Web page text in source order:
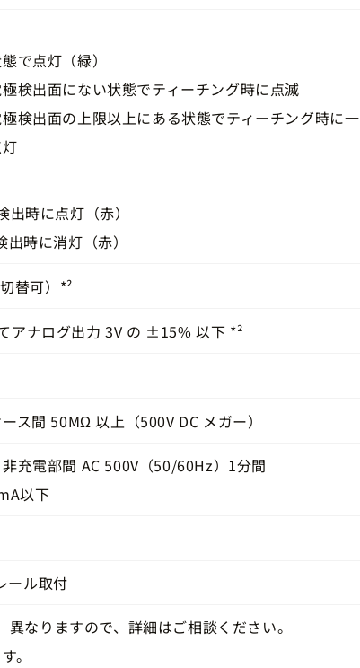
で点灯（緑）
極検出面にない状態でティーチング時に点滅
極検出面の上限以上にある状態でティーチング時に一
出時に点灯（赤）
出時に消灯（赤）
替可）*²
アナログ出力 3V の ±15% 以下 *²
ス間 50MΩ 以上（500V DC メガー）
充電部間 AC 500V（50/60Hz）1分間
以下
ール取付
なりますので、詳細はご相談ください。
。